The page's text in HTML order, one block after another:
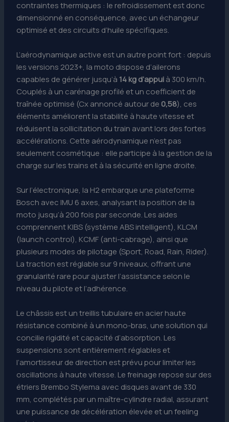
contraintes thermiques : le refroidissement est donc
dimensionné en conséquence, avec un échangeur
optimisé et des circuits d’huile spécifiques.
L’aérodynamique active est un autre point fort : depuis
les versions 2023+, la moto dispose d’ailerons
capables de générer jusqu’à 14 kg d’appuià 300 km/h.
Couplés à un carénage profilé et un coefficient de
traînée optimisé (Cx annoncé autour de 0,58), ces
éléments améliorent la stabilité à haute vitesse et
réduisent la sollicitation du train avant lors des fortes
accélérations. Cette aérodynamique n’est pas
seulement cosmétique : elle participe à la gestion de la
charge sur les trains et à la sécurité en ligne droite.
Sur l’électronique, la H2 embarque une plateforme
Bosch avec IMU 6 axes, analysant la position de la
moto jusqu’à 200 fois par seconde. Les aides
comprennent KIBS (système ABS intelligent), KLCM
(launch control), KCMF (anti-cabrage), ainsi que
plusieurs modes de pilotage (Sport, Road, Rain, Rider).
La traction est réglable sur 9 niveaux, offrant une
granularité rare pour ajuster l’assistance selon le
niveau du pilote et l’adhérence.
Le châssis est un treillis tubulaire en acier haute
résistance combiné à un mono-bras, une solution qui
concilie rigidité et capacité d’absorption. Les
suspensions sont entièrement réglables et
l’amortisseur de direction est prévu pour limiter les
oscillations à haute vitesse. Le freinage repose sur des
étriers Brembo Stylema avec disques avant de 330
mm, complétés par un maître-cylindre radial, assurant
une puissance de décélération élevée et un feeling